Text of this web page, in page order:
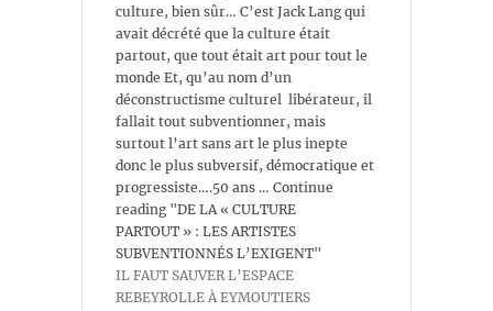
culture, bien sûr… C’est Jack Lang qui
avait décrété que la culture était
partout, que tout était art pour tout le
monde Et, qu’au nom d’un
déconstructisme culturel libérateur, il
fallait tout subventionner, mais
surtout l’art sans art le plus inepte
donc le plus subversif, démocratique et
progressiste….50 ans … Continue
reading "DE LA « CULTURE
PARTOUT » : LES ARTISTES
SUBVENTIONNÉS L’EXIGENT"
IL FAUT SAUVER L’ESPACE
REBEYROLLE À EYMOUTIERS